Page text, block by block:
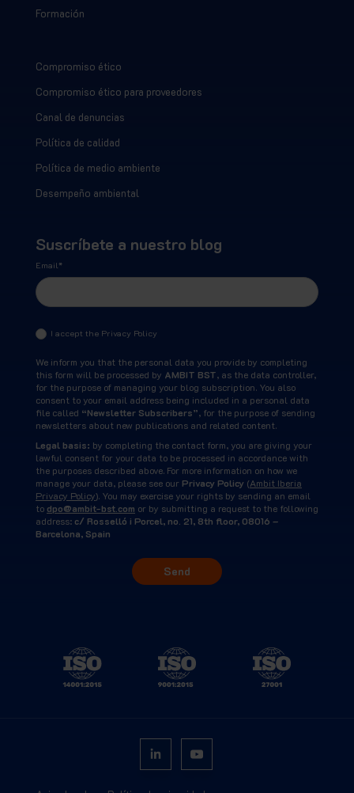
Formación
Compromiso ético
Compromiso ético para proveedores
Canal de denuncias
Política de calidad
Política de medio ambiente
Desempeño ambiental
Suscríbete a nuestro blog
Email*
I accept the Privacy Policy
We inform you that the personal data you provide by completing
this form will be processed by AMBIT BST, as the data controller,
for the purpose of managing your blog subscription. You also
consent to your email address being included in a personal data
file called “Newsletter Subscribers”, for the purpose of sending
newsletters about new publications and related content.
Legal basis: by completing the contact form, you are giving your
lawful consent for your data to be processed in accordance with
the purposes described above. For more information on how we
manage your data, please see our Privacy Policy (Ambit Iberia
Privacy Policy). You may exercise your rights by sending an email
to dpo@ambit-bst.com or by submitting a request to the following
address: c/ Rosselló i Porcel, no. 21, 8th floor, 08016 –
Barcelona, Spain